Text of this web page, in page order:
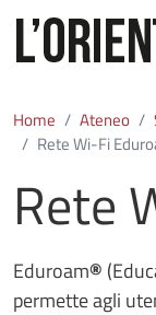
Home Ateneo
Rete Wi-Fi
Rete
Eduroam®
permette agli